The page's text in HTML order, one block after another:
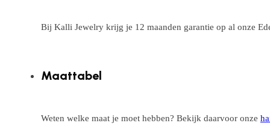
Bij Kalli Jewelry krijg je 12 maanden garantie op al onze
Maattabel
Weten welke maat je moet hebben? Bekijk daarvoor onze